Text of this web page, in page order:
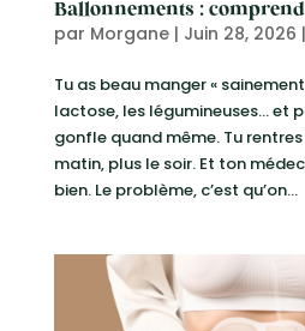
Ballonnements :
par Morgane| Juin 28, 2026 |
Tu as beau manger «
lactose, les légumineuses… et
gonfle quand même. Tu
matin, plus le soir. Et ton
bien. Le problème, c’est qu’on...